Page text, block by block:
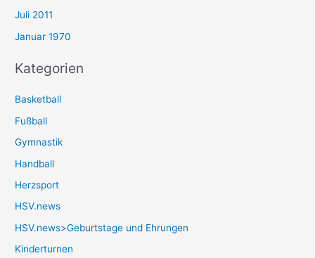
Juli 2011
Januar 1970
Kategorien
Basketball
Fußball
Gymnastik
Handball
Herzsport
HSV.news
HSV.news>Geburtstage und Ehrungen
Kinderturnen